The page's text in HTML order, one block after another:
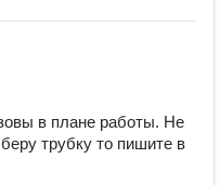
в плане работы. Не
трубку то пишите в